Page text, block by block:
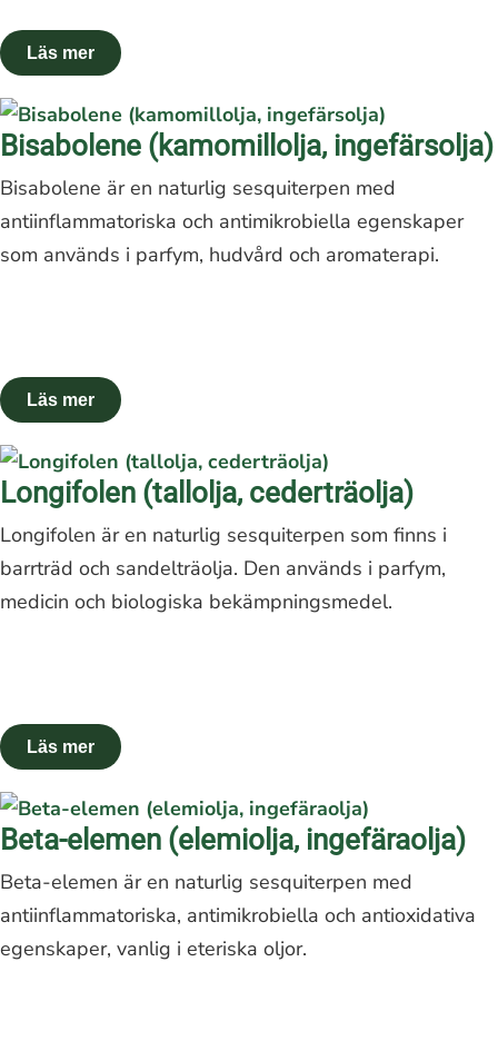
Bisabolene (kamomillolja, ingefärsolja)
Bisabolene är en naturlig sesquiterpen med
antiinflammatoriska och antimikrobiella egenskaper
som används i parfym, hudvård och aromaterapi.
Longifolen (tallolja, cederträolja)
Longifolen är en naturlig sesquiterpen som finns i
barrträd och sandelträolja. Den används i parfym,
medicin och biologiska bekämpningsmedel.
Beta-elemen (elemiolja, ingefäraolja)
Beta-elemen är en naturlig sesquiterpen med
antiinflammatoriska, antimikrobiella och antioxidativa
egenskaper, vanlig i eteriska oljor.